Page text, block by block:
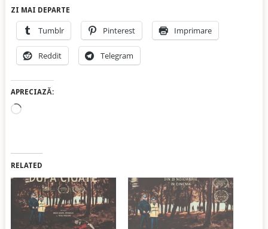
ZI MAI DEPARTE
Tumblr Pinterest Imprimare
Reddit Telegram
APRECIAZĂ:
Încarc...
RELATED